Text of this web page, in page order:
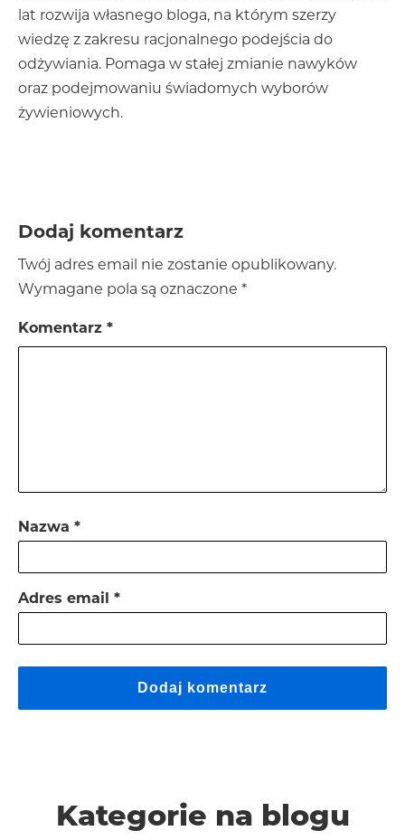
lat rozwija własnego bloga, na którym szerzy
wiedzę z zakresu racjonalnego podejścia do
odżywiania. Pomaga w stałej zmianie nawyków
oraz podejmowaniu świadomych wyborów
żywieniowych.
Dodaj komentarz
Twój adres email nie zostanie opublikowany.
Wymagane pola są oznaczone *
Komentarz *
Nazwa *
Adres email *
Kategorie na blogu